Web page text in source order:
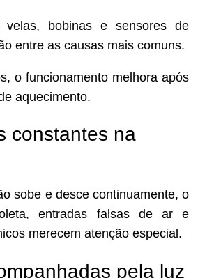
velas, bobinas e sensores de
entre as causas mais comuns.
o funcionamento melhora após
aquecimento.
constantes na
sobe e desce continuamente, o
entradas falsas de ar e
merecem atenção especial.
pela luz